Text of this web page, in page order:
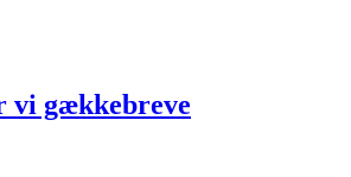
vi gækkebreve